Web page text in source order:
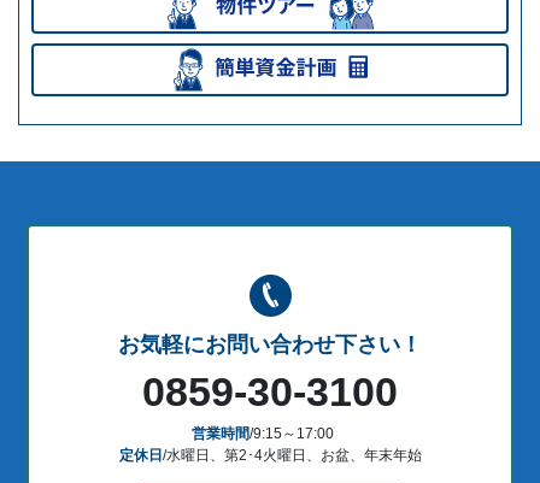
お気軽にお問い合わせ下さい！
0859-30-3100
営業時間/9:15～17:00
定休日 /水曜日、第2･4火曜日、お盆、年末年始